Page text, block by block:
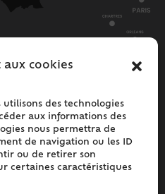
aux cookies
des technologies
aux informations des
nous permettra de
de navigation ou les ID
ou de retirer son
certaines caractéristiques